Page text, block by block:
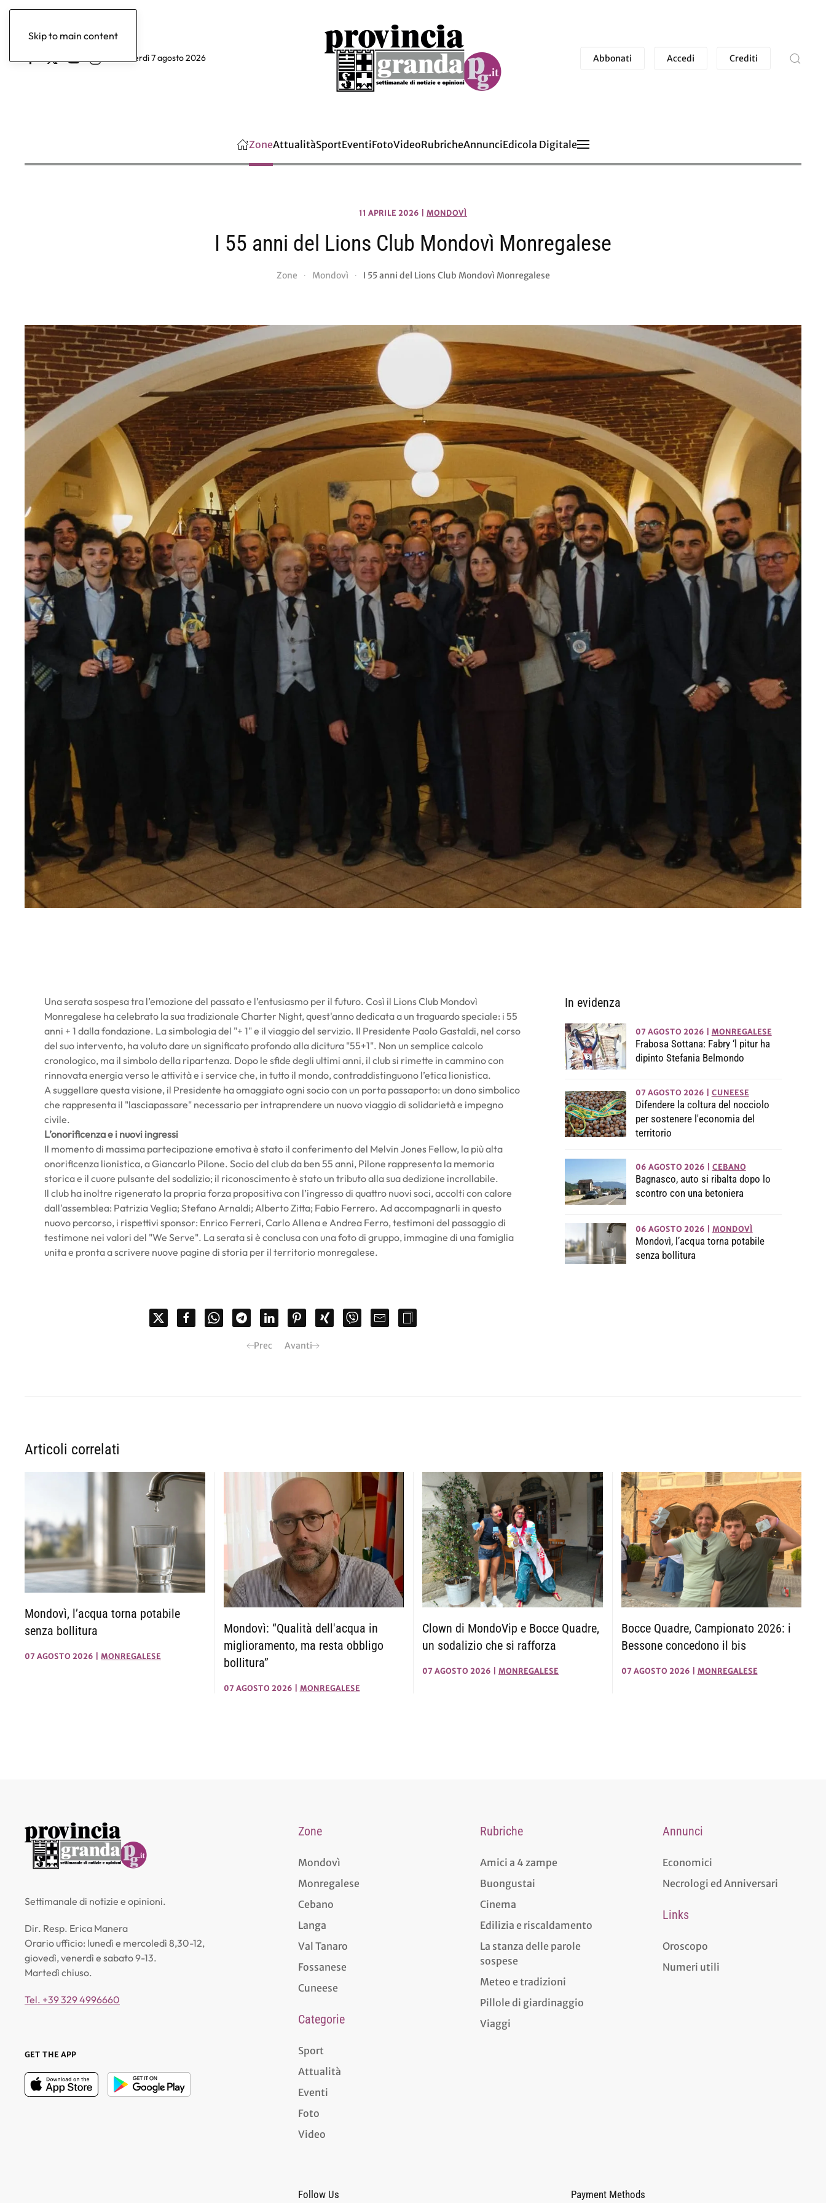
Skip to main content
venerdì 7 agosto 2026 Abbonati Accedi Crediti
ZoneAttualitàSportEventiFotoVideoRubricheAnnunciEdicola Digitale
11 APRILE 2026 MONDOVÌ
I 55 anni del Lions Club Mondovì Monregalese
Zone Mondovì I 55 anni del Lions Club Mondovì Monregalese
Una serata sospesa tra l’emozione del passato e l’entusiasmo per il futuro. Così il Lions Club Mondovì
Monregalese ha celebrato la sua tradizionale Charter Night, quest'anno dedicata a un traguardo speciale: i 55
anni + 1 dalla fondazione. La simbologia del "+ 1" e il viaggio del servizio. Il Presidente Paolo Gastaldi, nel corso
del suo intervento, ha voluto dare un significato profondo alla dicitura "55+1". Non un semplice calcolo
cronologico, ma il simbolo della ripartenza. Dopo le sfide degli ultimi anni, il club si rimette in cammino con
rinnovata energia verso le attività e i service che, in tutto il mondo, contraddistinguono l’etica lionistica.
A suggellare questa visione, il Presidente ha omaggiato ogni socio con un porta passaporto: un dono simbolico
che rappresenta il "lasciapassare" necessario per intraprendere un nuovo viaggio di solidarietà e impegno
civile.
L’onorificenza e i nuovi ingressi
Il momento di massima partecipazione emotiva è stato il conferimento del Melvin Jones Fellow, la più alta
onorificenza lionistica, a Giancarlo Pilone. Socio del club da ben 55 anni, Pilone rappresenta la memoria
storica e il cuore pulsante del sodalizio; il riconoscimento è stato un tributo alla sua dedizione incrollabile.
Il club ha inoltre rigenerato la propria forza propositiva con l’ingresso di quattro nuovi soci, accolti con calore
dall'assemblea: Patrizia Veglia; Stefano Arnaldi; Alberto Zitta; Fabio Ferrero. Ad accompagnarli in questo
nuovo percorso, i rispettivi sponsor: Enrico Ferreri, Carlo Allena e Andrea Ferro, testimoni del passaggio di
testimone nei valori del "We Serve". La serata si è conclusa con una foto di gruppo, immagine di una famiglia
unita e pronta a scrivere nuove pagine di storia per il territorio monregalese.
Prec Avanti
In evidenza
07 AGOSTO 2026 MONREGALESE
Frabosa Sottana: Fabry ‘l pitur ha
dipinto Stefania Belmondo
07 AGOSTO 2026 CUNEESE
Difendere la coltura del nocciolo
per sostenere l'economia del
territorio
06 AGOSTO 2026 CEBANO
Bagnasco, auto si ribalta dopo lo
scontro con una betoniera
06 AGOSTO 2026 MONDOVÌ
Mondovì, l’acqua torna potabile
senza bollitura
Articoli correlati
Mondovì, l’acqua torna potabile
senza bollitura
07 AGOSTO 2026 MONREGALESE
Mondovì: “Qualità dell'acqua in
miglioramento, ma resta obbligo
bollitura”
07 AGOSTO 2026 MONREGALESE
Clown di MondoVip e Bocce Quadre,
un sodalizio che si rafforza
07 AGOSTO 2026 MONREGALESE
Bocce Quadre, Campionato 2026: i
Bessone concedono il bis
07 AGOSTO 2026 MONREGALESE
Settimanale di notizie e opinioni.
Dir. Resp. Erica Manera
Orario ufficio: lunedì e mercoledì 8,30-12,
giovedì, venerdì e sabato 9-13.
Martedì chiuso.
Tel. +39 329 4996660
GET THE APP
Zone
Mondovì
Monregalese
Cebano
Langa
Val Tanaro
Fossanese
Cuneese
Categorie
Sport
Attualità
Eventi
Foto
Video
Rubriche
Amici a 4 zampe
Buongustai
Cinema
Edilizia e riscaldamento
La stanza delle parole
sospese
Meteo e tradizioni
Pillole di giardinaggio
Viaggi
Annunci
Economici
Necrologi ed Anniversari
Links
Oroscopo
Numeri utili
Follow Us Payment Methods